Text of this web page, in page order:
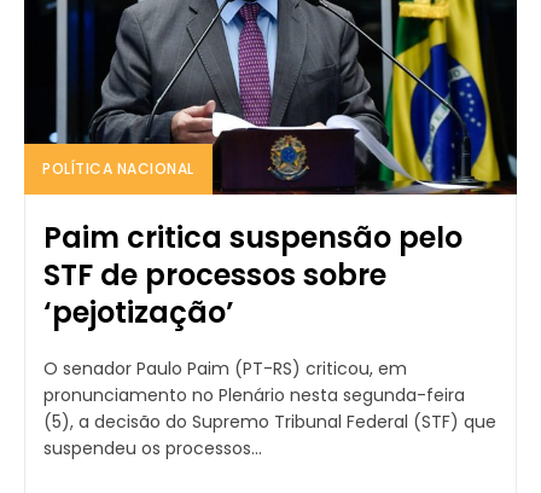
POLÍTICA NACIONAL
Paim critica suspensão pelo
STF de processos sobre
‘pejotização’
O senador Paulo Paim (PT-RS) criticou, em
pronunciamento no Plenário nesta segunda-feira
(5), a decisão do Supremo Tribunal Federal (STF) que
suspendeu os processos...